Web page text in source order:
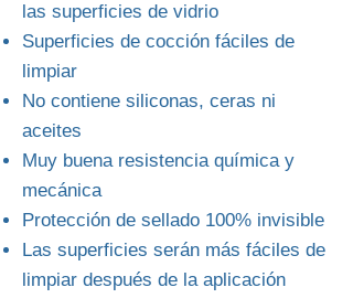
las superficies de vidrio
Superficies de cocción fáciles de
limpiar
No contiene siliconas, ceras ni
aceites
Muy buena resistencia química y
mecánica
Protección de sellado 100% invisible
Las superficies serán más fáciles de
limpiar después de la aplicación